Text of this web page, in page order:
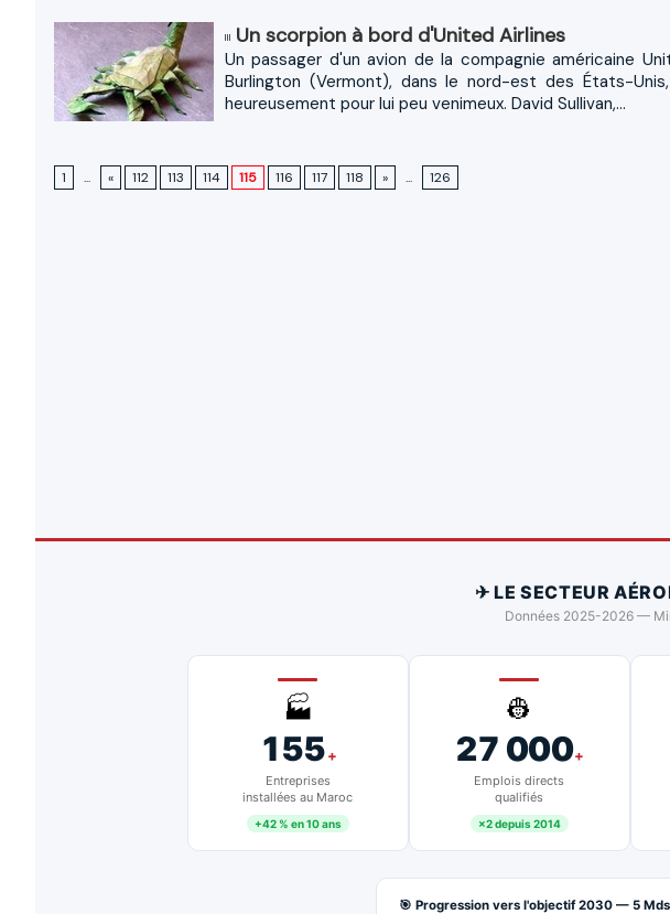
Un scorpion à bord d'United Airlines
Un passager d'un avion de la compagnie américaine
Burlington (Vermont), dans le nord-est des États-
heureusement pour lui peu venimeux. David Sullivan,...
1 ... « 112 113 114 115 116 117 118 » ... 126
✈ LE SECTEUR
Données 2025-2026 —
🏭
155+
Entreprises
installées au Maroc
+42 % en 10 ans
👷
27 000+
Emplois directs
qualifiés
×2 depuis 2014
🎯 Progression vers l'objectif 2030 — 5